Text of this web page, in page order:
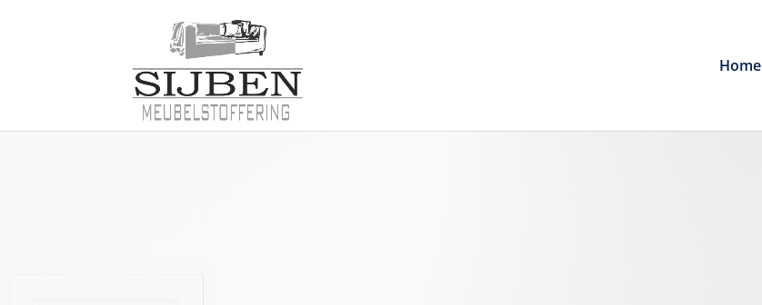
Home